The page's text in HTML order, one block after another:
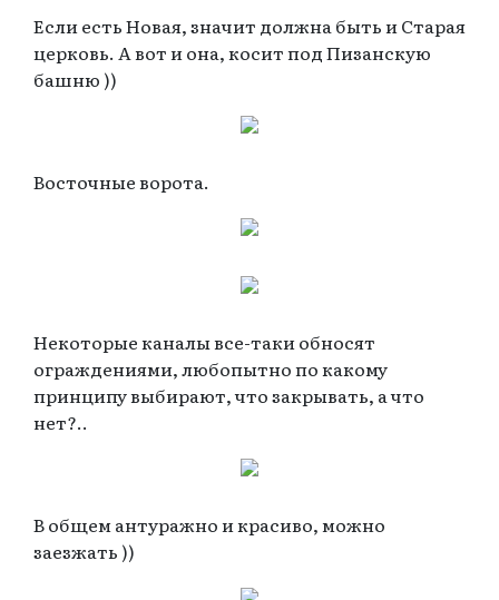
Если есть Новая, значит должна быть и Старая
церковь. А вот и она, косит под Пизанскую
башню ))
Восточные ворота.
Некоторые каналы все-таки обносят
ограждениями, любопытно по какому
принципу выбирают, что закрывать, а что
нет?..
В общем антуражно и красиво, можно
заезжать ))